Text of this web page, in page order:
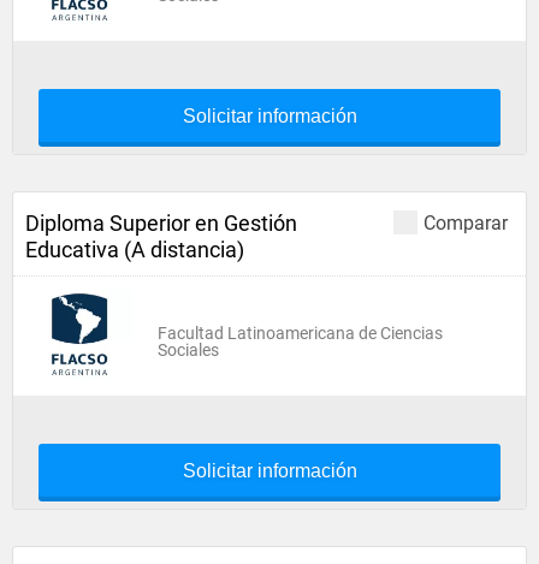
Solicitar información
Comparar
Diploma Superior en Gestión
Educativa (A distancia)
Facultad Latinoamericana de Ciencias
Sociales
Solicitar información